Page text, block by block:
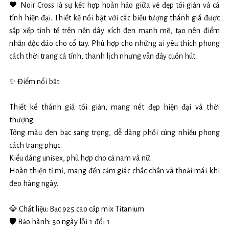
🖤 Noir Cross là sự kết hợp hoàn hảo giữa vẻ đẹp tối giản và cá
tính hiện đại. Thiết kế nổi bật với các biểu tượng thánh giá được
sắp xếp tinh tế trên nền dây xích đen mạnh mẽ, tạo nên điểm
nhấn độc đáo cho cổ tay. Phù hợp cho những ai yêu thích phong
cách thời trang cá tính, thanh lịch nhưng vẫn đầy cuốn hút.
✨ Điểm nổi bật:
Thiết kế thánh giá tối giản, mang nét đẹp hiện đại và thời
thượng.
Tông màu đen bạc sang trọng, dễ dàng phối cùng nhiều phong
cách trang phục.
Kiểu dáng unisex, phù hợp cho cả nam và nữ.
Hoàn thiện tỉ mỉ, mang đến cảm giác chắc chắn và thoải mái khi
đeo hàng ngày.
💎 Chất liệu: Bạc 925 cao cấp mix Titanium
🛡️ Bảo hành: 30 ngày lỗi 1 đổi 1